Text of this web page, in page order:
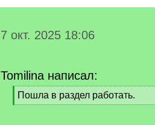
7 окт. 2025 18:06
Tomilina написал:
[
q
Пошла в раздел работать.
[